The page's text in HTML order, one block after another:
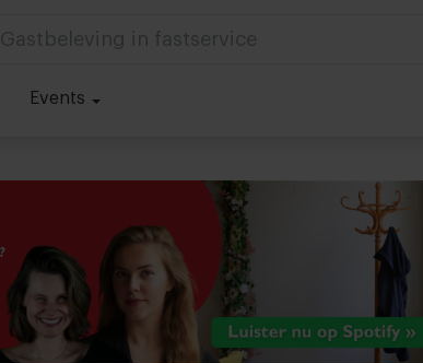
Gastbeleving in fastservice
Events